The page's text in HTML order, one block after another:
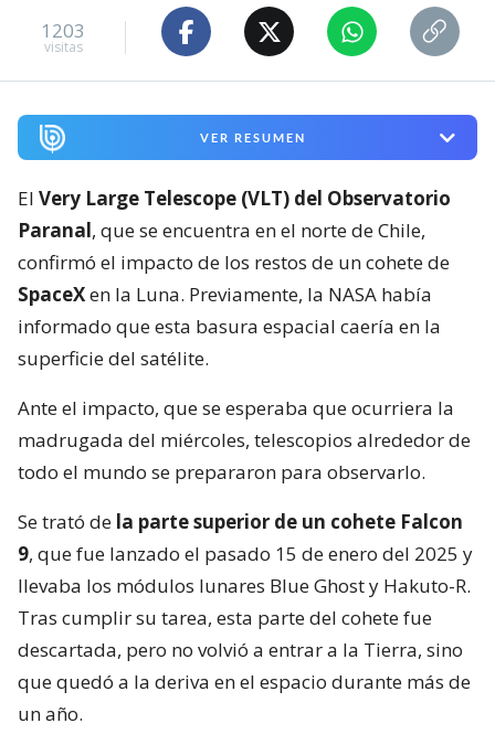
1203
visitas
VER RESUMEN
El Very Large Telescope (VLT) del Observatorio
Paranal, que se encuentra en el norte de Chile,
confirmó el impacto de los restos de un cohete de
SpaceXen la Luna. Previamente, la NASA había
informado que esta basura espacial caería en la
superficie del satélite.
Ante el impacto, que se esperaba que ocurriera la
madrugada del miércoles, telescopios alrededor de
todo el mundo se prepararon para observarlo.
Se trató de la parte superior de un cohete Falcon
9, que fue lanzado el pasado 15 de enero del 2025 y
llevaba los módulos lunares Blue Ghost y Hakuto-R.
Tras cumplir su tarea, esta parte del cohete fue
descartada, pero no volvió a entrar a la Tierra, sino
que quedó a la deriva en el espacio durante más de
un año.